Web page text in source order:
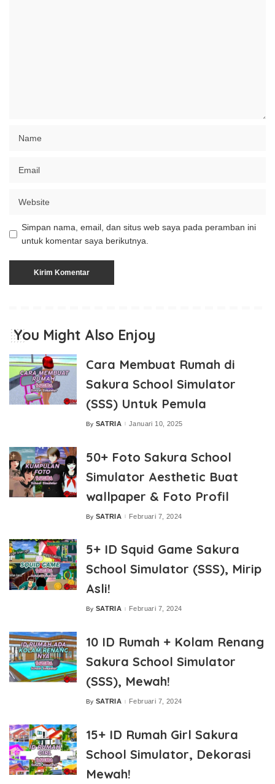
Simpan nama, email, dan situs web saya pada peramban ini
untuk komentar saya berikutnya.
You Might Also Enjoy
Cara Membuat Rumah di
Sakura School Simulator
(SSS) Untuk Pemula
Posted
By SATRIA Januari 10, 2025
50+ Foto Sakura School
Simulator Aesthetic Buat
wallpaper & Foto Profil
Posted
By SATRIA Februari 7, 2024
5+ ID Squid Game Sakura
School Simulator (SSS), Mirip
Asli!
Posted
By SATRIA Februari 7, 2024
10 ID Rumah + Kolam Renang
Sakura School Simulator
(SSS), Mewah!
Posted
By SATRIA Februari 7, 2024
15+ ID Rumah Girl Sakura
School Simulator, Dekorasi
Mewah!